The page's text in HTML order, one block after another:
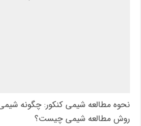
نحوه مطالعه شیمی کنکور: چگونه
روش مطالعه شیمی چیست؟